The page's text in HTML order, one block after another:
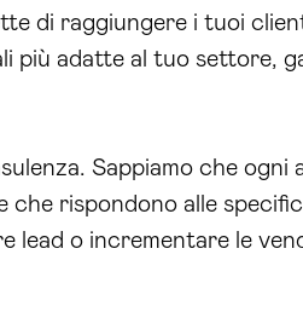
di raggiungere i tuoi
più adatte al tuo settore,
Sappiamo che ogni
che rispondono alle
lead o incrementare le